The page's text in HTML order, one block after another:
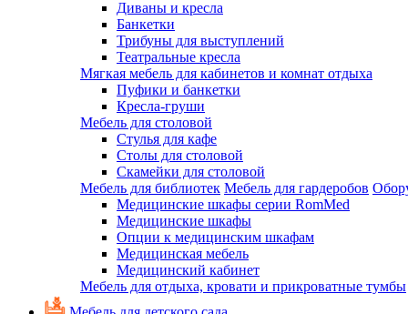
Диваны и кресла
Банкетки
Трибуны для выступлений
Театральные кресла
Мягкая мебель для кабинетов и комнат отдыха
Пуфики и банкетки
Кресла-груши
Мебель для столовой
Cтулья для кафе
Cтолы для столовой
Скамейки для столовой
Мебель для библиотек Мебель для гардеробов
Медицинские шкафы серии RomMed
Медицинские шкафы
Опции к медицинским шкафам
Медицинская мебель
Медицинский кабинет
Мебель для отдыха, кровати и прикроватные тумбы